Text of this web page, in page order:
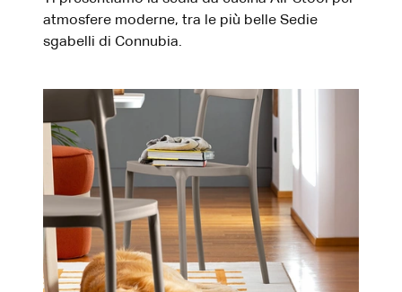
atmosfere moderne, tra le più belle Sedie
sgabelli di Connubia.